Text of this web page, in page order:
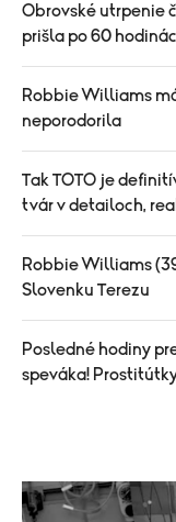
Obrovské utrpenie
prišla po 60
Robbie Williams
neporodorila
Tak TOTO je
tvár v detailoch,
Robbie Williams
Slovenku Terezu
Posledné hodiny
speváka!